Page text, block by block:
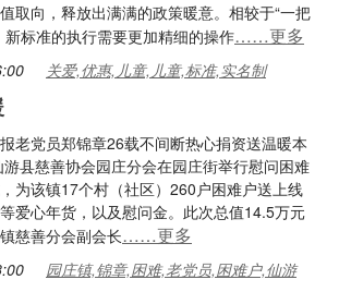
取向，释放出满满的政策暖意。相较于“一把
新标准的执行需要更加精细的操作……更多
关爱,优惠,儿童,儿童,标准,实名制
老党员郑锦章26载不间断热心捐资送温暖本
县慈善协会园庄分会在园庄街举行慰问困难
为该镇17个村（社区）260户困难户送上线
爱心年货，以及慰问金。此次总值14.5万元
慈善分会副会长……更多
园庄镇,锦章,困难,老党员,困难户,仙游